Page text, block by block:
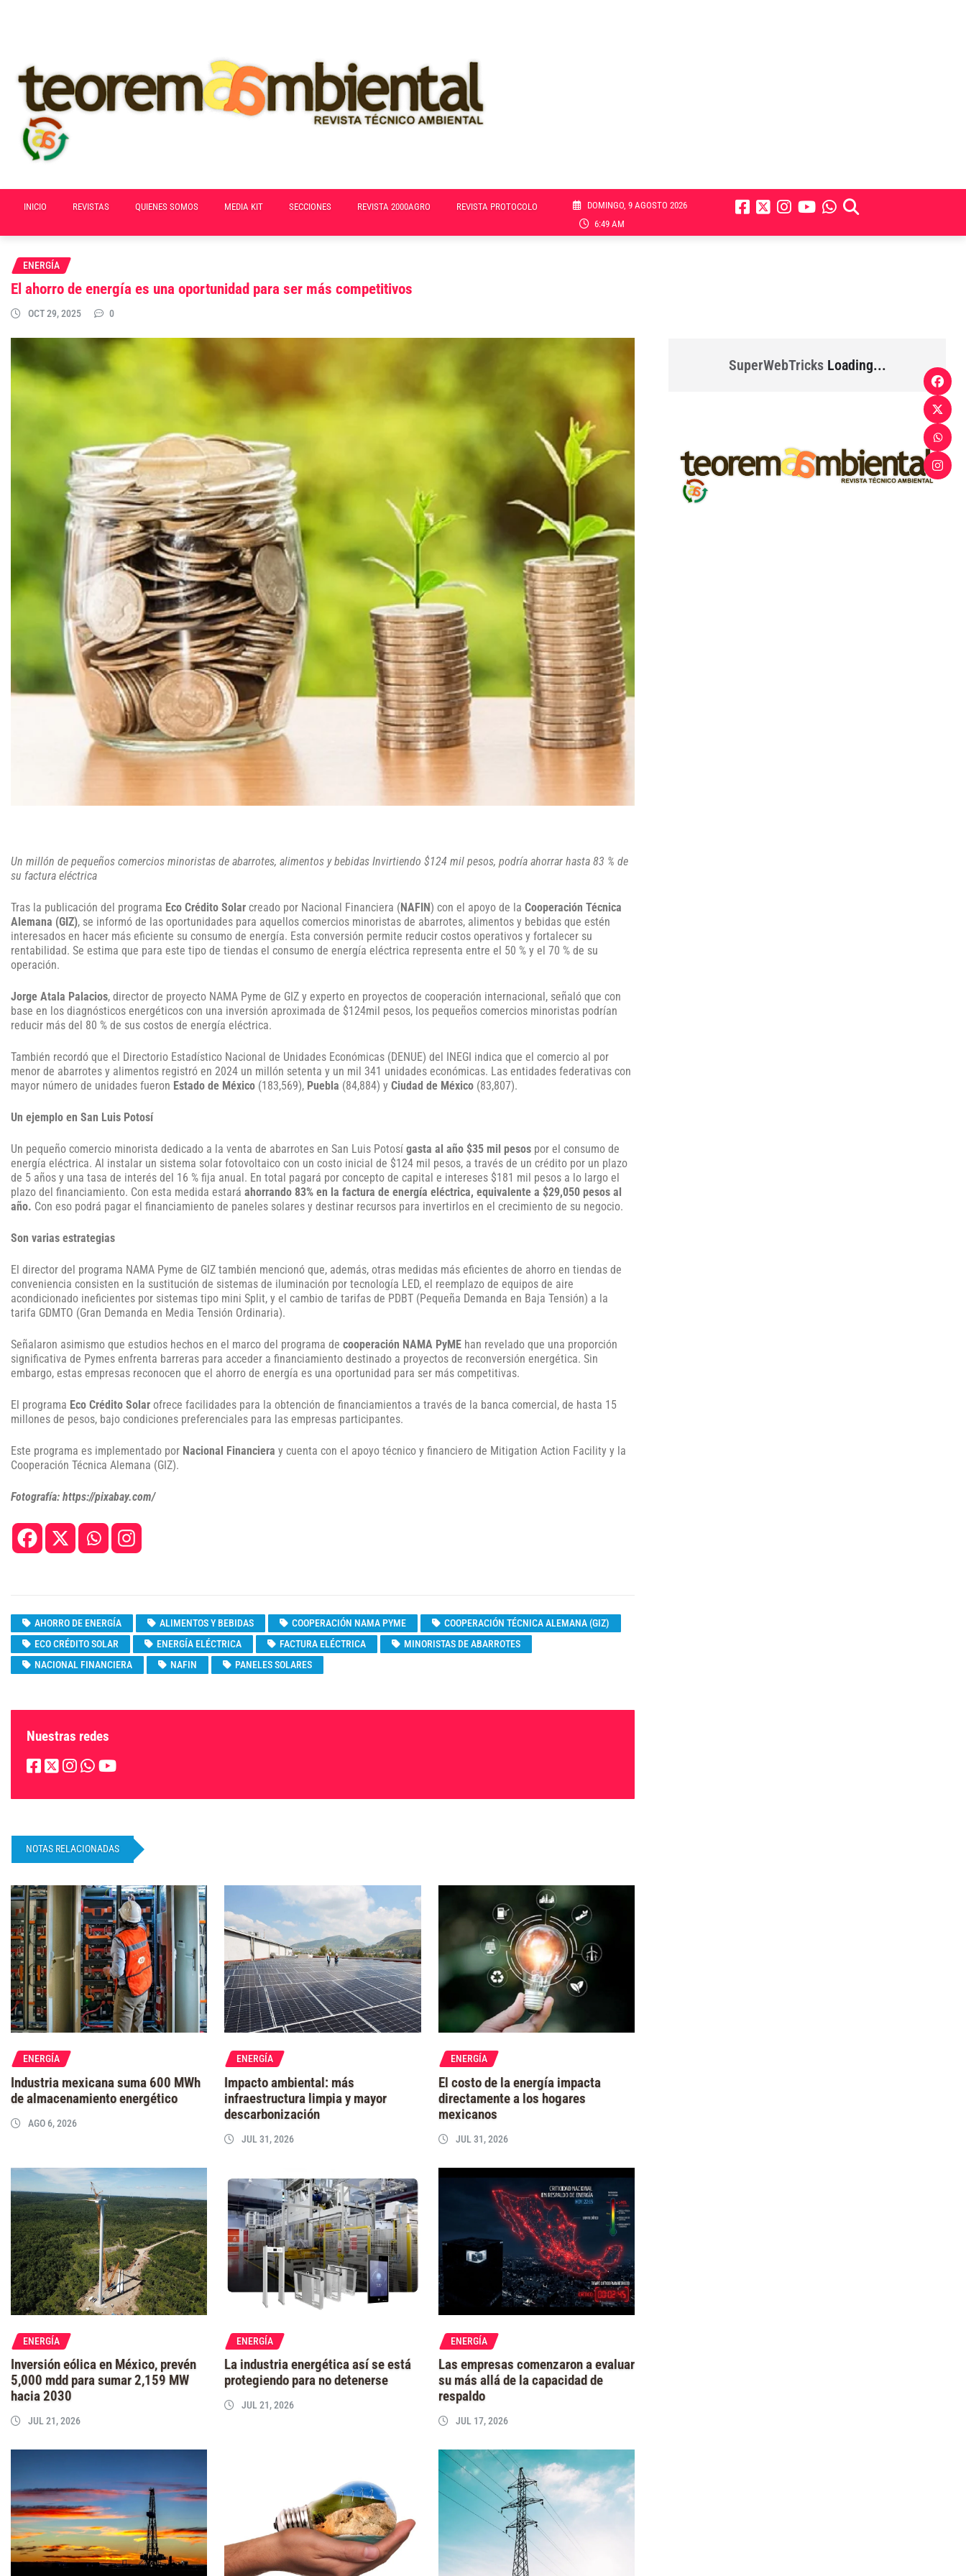
INICIO REVISTAS QUIENES SOMOS MEDIA KIT SECCIONES REVISTA 2000AGRO REVISTA PROTOCOLO
DOMINGO, 9 AGOSTO 2026
6:49 AM
ENERGÍA
El ahorro de energía es una oportunidad para ser más competitivos
OCT 29, 2025 0
Un millón de pequeños comercios minoristas de abarrotes, alimentos y bebidas Invirtiendo $124 mil pesos, podría ahorrar hasta 83 % de
su factura eléctrica
Tras la publicación del programa Eco Crédito Solar creado por Nacional Financiera (NAFIN) con el apoyo de la Cooperación Técnica
Alemana (GIZ), se informó de las oportunidades para aquellos comercios minoristas de abarrotes, alimentos y bebidas que estén
interesados en hacer más eficiente su consumo de energía. Esta conversión permite reducir costos operativos y fortalecer su
rentabilidad. Se estima que para este tipo de tiendas el consumo de energía eléctrica representa entre el 50 % y el 70 % de su
operación.
Jorge Atala Palacios, director de proyecto NAMA Pyme de GIZ y experto en proyectos de cooperación internacional, señaló que con
base en los diagnósticos energéticos con una inversión aproximada de $124mil pesos, los pequeños comercios minoristas podrían
reducir más del 80 % de sus costos de energía eléctrica.
También recordó que el Directorio Estadístico Nacional de Unidades Económicas (DENUE) del INEGI indica que el comercio al por
menor de abarrotes y alimentos registró en 2024 un millón setenta y un mil 341 unidades económicas. Las entidades federativas con
mayor número de unidades fueron Estado de México (183,569), Puebla (84,884) y Ciudad de México (83,807).
Un ejemplo en San Luis Potosí
Un pequeño comercio minorista dedicado a la venta de abarrotes en San Luis Potosí gasta al año $35 mil pesos por el consumo de
energía eléctrica. Al instalar un sistema solar fotovoltaico con un costo inicial de $124 mil pesos, a través de un crédito por un plazo
de 5 años y una tasa de interés del 16 % fija anual. En total pagará por concepto de capital e intereses $181 mil pesos a lo largo el
plazo del financiamiento. Con esta medida estará ahorrando 83% en la factura de energía eléctrica, equivalente a $29,050 pesos al
año. Con eso podrá pagar el financiamiento de paneles solares y destinar recursos para invertirlos en el crecimiento de su negocio.
Son varias estrategias
El director del programa NAMA Pyme de GIZ también mencionó que, además, otras medidas más eficientes de ahorro en tiendas de
conveniencia consisten en la sustitución de sistemas de iluminación por tecnología LED, el reemplazo de equipos de aire
acondicionado ineficientes por sistemas tipo mini Split, y el cambio de tarifas de PDBT (Pequeña Demanda en Baja Tensión) a la
tarifa GDMTO (Gran Demanda en Media Tensión Ordinaria).
Señalaron asimismo que estudios hechos en el marco del programa de cooperación NAMA PyME han revelado que una proporción
significativa de Pymes enfrenta barreras para acceder a financiamiento destinado a proyectos de reconversión energética. Sin
embargo, estas empresas reconocen que el ahorro de energía es una oportunidad para ser más competitivas.
El programa Eco Crédito Solar ofrece facilidades para la obtención de financiamientos a través de la banca comercial, de hasta 15
millones de pesos, bajo condiciones preferenciales para las empresas participantes.
Este programa es implementado por Nacional Financiera y cuenta con el apoyo técnico y financiero de Mitigation Action Facility y la
Cooperación Técnica Alemana (GIZ).
Fotografía: https://pixabay.com/
AHORRO DE ENERGÍA ALIMENTOS Y BEBIDAS COOPERACIÓN NAMA PYME
COOPERACIÓN TÉCNICA ALEMANA (GIZ)
ECO CRÉDITO SOLAR
ENERGÍA ELÉCTRICA FACTURA ELÉCTRICA
MINORISTAS DE ABARROTES
NACIONAL FINANCIERA
NAFIN PANELES SOLARES
Nuestras redes
NOTAS RELACIONADAS
ENERGÍA
Industria mexicana suma 600 MWh
de almacenamiento energético
AGO 6, 2026
ENERGÍA
Impacto ambiental: más
infraestructura limpia y mayor
descarbonización
JUL 31, 2026
ENERGÍA
El costo de la energía impacta
directamente a los hogares
mexicanos
JUL 31, 2026
ENERGÍA
Inversión eólica en México, prevén
5,000 mdd para sumar 2,159 MW
hacia 2030
JUL 21, 2026
ENERGÍA
La industria energética así se está
protegiendo para no detenerse
JUL 21, 2026
ENERGÍA
Las empresas comenzaron a evaluar
su más allá de la capacidad de
respaldo
JUL 17, 2026
SuperWebTricksLoading...